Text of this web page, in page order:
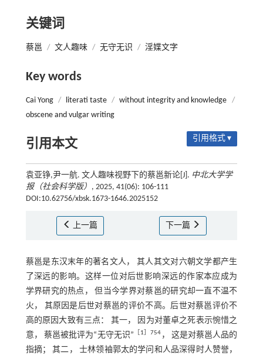
关键词
蔡邕 / 文人趣味 / 无守无识 / 淫媟文字
Key words
Cai Yong / literati taste / without integrity and knowledge /
obscene and vulgar writing
引用本文 引用格式 ▾
袁亚铮,尹一航. 文人趣味视野下的蔡邕新论[J]. 中北大学学
报（社会科学版） , 2025, 41(06): 106-111
DOI:10.62756/xbsk.1673-1646.2025152
上一篇 下一篇
蔡邕是东汉末年的著名文人， 其人其文对六朝文学都产生
了深远的影响。这样一位对后世影响深远的作家本应成为
学界研究的热点， 但当今学界对蔡邕的研究却一直不温不
火， 其原因是后世对蔡邕的评价不高。后世对蔡邕评价不
高的原因大致有三点： 其一， 因为对董卓之死表示惋惜之
意， 蔡邕被批评为“无守无识”
1 ］754 ， 这是对蔡邕人品的
指摘； 其二， 士林领袖郭太的学问和人品深得时人赞誉，